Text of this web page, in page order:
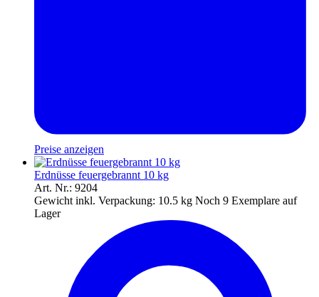
Preise anzeigen
Erdnüsse feuergebrannt 10 kg
Art. Nr.: 9204
Gewicht inkl. Verpackung: 10.5 kg Noch 9 Exemplare auf
Lager